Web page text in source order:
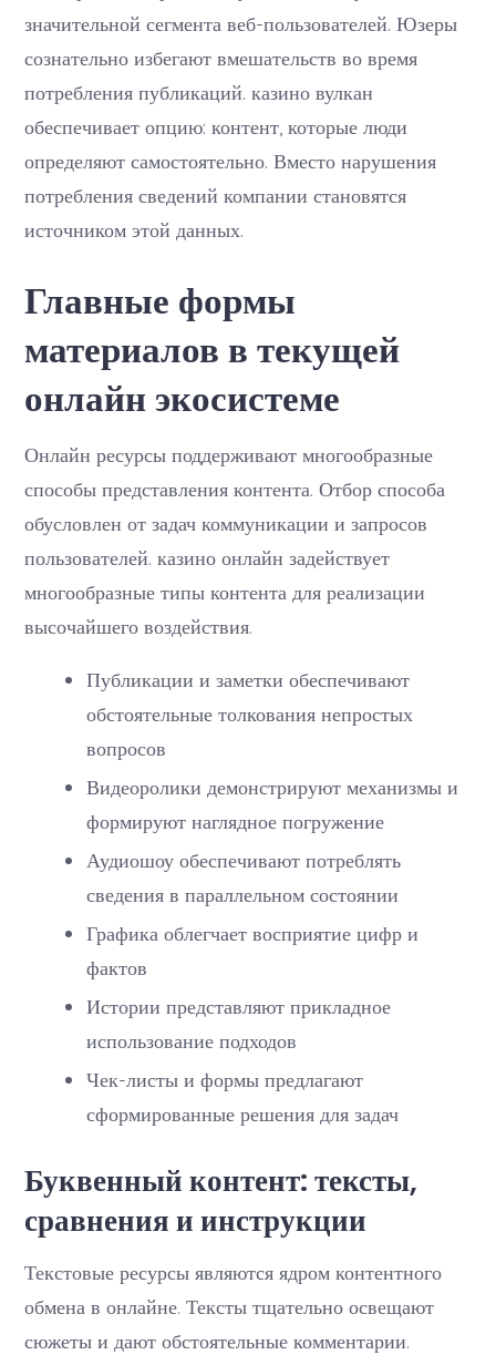
значительной сегмента веб-пользователей. Юзеры
сознательно избегают вмешательств во время
потребления публикаций. казино вулкан
обеспечивает опцию: контент, которые люди
определяют самостоятельно. Вместо нарушения
потребления сведений компании становятся
источником этой данных.
Главные формы
материалов в текущей
онлайн экосистеме
Онлайн ресурсы поддерживают многообразные
способы представления контента. Отбор способа
обусловлен от задач коммуникации и запросов
пользователей. казино онлайн задействует
многообразные типы контента для реализации
высочайшего воздействия.
Публикации и заметки обеспечивают
обстоятельные толкования непростых
вопросов
Видеоролики демонстрируют механизмы и
формируют наглядное погружение
Аудиошоу обеспечивают потреблять
сведения в параллельном состоянии
Графика облегчает восприятие цифр и
фактов
Истории представляют прикладное
использование подходов
Чек-листы и формы предлагают
сформированные решения для задач
Буквенный контент: тексты,
сравнения и инструкции
Текстовые ресурсы являются ядром контентного
обмена в онлайне. Тексты тщательно освещают
сюжеты и дают обстоятельные комментарии.